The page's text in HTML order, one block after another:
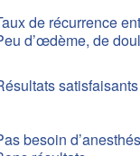
de récurrence
d’œdème, de
satisfaisants
besoin